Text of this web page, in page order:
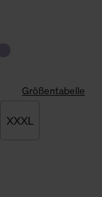
Größentabelle
XXXL